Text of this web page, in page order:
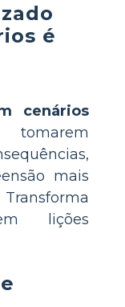
é
cenários
mais
lições